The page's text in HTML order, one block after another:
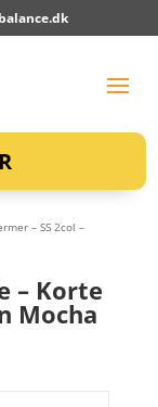
– SS 2col –
– Korte
Mocha